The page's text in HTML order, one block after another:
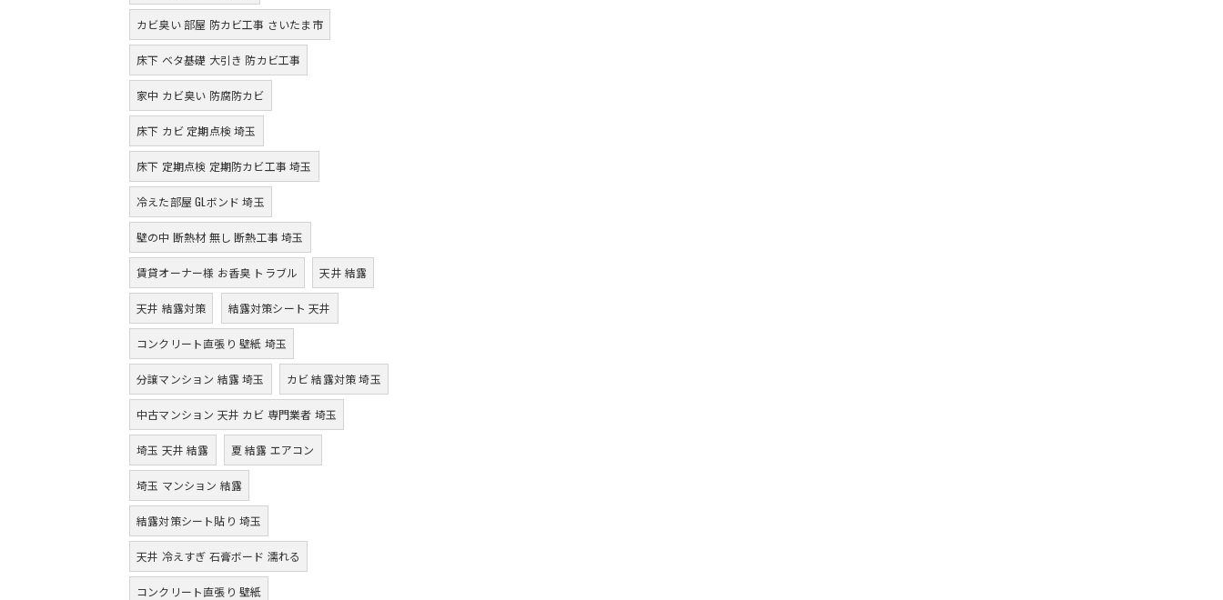
カビ臭い 部屋 防カビ工事 さいたま市
床下 ベタ基礎 大引き 防カビ工事
家中 カビ臭い 防腐防カビ
床下 カビ 定期点検 埼玉
床下 定期点検 定期防カビ工事 埼玉
冷えた部屋 GLボンド 埼玉
壁の中 断熱材 無し 断熱工事 埼玉
賃貸オーナー様 お香臭 トラブル 天井 結露
天井 結露対策 結露対策シート 天井
コンクリート直張り 壁紙 埼玉
分譲マンション 結露 埼玉 カビ 結露対策 埼玉
中古マンション 天井 カビ 専門業者 埼玉
埼玉 天井 結露 夏 結露 エアコン
埼玉 マンション 結露
結露対策シート貼り 埼玉
天井 冷えすぎ 石膏ボード 濡れる
コンクリート直張り 壁紙